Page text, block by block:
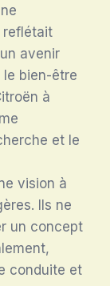
reflétait
avenir
bien-être
à
et le
vision à
Ils ne
un concept
conduite et